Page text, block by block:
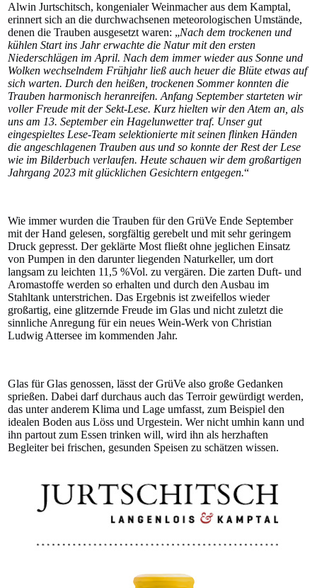
Alwin Jurtschitsch, kongenialer Weinmacher aus dem Kamptal,
erinnert sich an die durchwachsenen meteorologischen Umstände,
denen die Trauben ausgesetzt waren: „Nach dem trockenen und
kühlen Start ins Jahr erwachte die Natur mit den ersten
Niederschlägen im April. Nach dem immer wieder aus Sonne und
Wolken wechselndem Frühjahr ließ auch heuer die Blüte etwas auf
sich warten. Durch den heißen, trockenen Sommer konnten die
Trauben harmonisch heranreifen. Anfang September starteten wir
voller Freude mit der Sekt-Lese. Kurz hielten wir den Atem an, als
uns am 13. September ein Hagelunwetter traf. Unser gut
eingespieltes Lese-Team selektionierte mit seinen flinken Händen
die angeschlagenen Trauben aus und so konnte der Rest der Lese
wie im Bilderbuch verlaufen. Heute schauen wir dem großartigen
Jahrgang 2023 mit glücklichen Gesichtern entgegen.“
Wie immer wurden die Trauben für den GrüVe Ende September
mit der Hand gelesen, sorgfältig gerebelt und mit sehr geringem
Druck gepresst. Der geklärte Most fließt ohne jeglichen Einsatz
von Pumpen in den darunter liegenden Naturkeller, um dort
langsam zu leichten 11,5 %Vol. zu vergären. Die zarten Duft- und
Aromastoffe werden so erhalten und durch den Ausbau im
Stahltank unterstrichen. Das Ergebnis ist zweifellos wieder
großartig, eine glitzernde Freude im Glas und nicht zuletzt die
sinnliche Anregung für ein neues Wein-Werk von Christian
Ludwig Attersee im kommenden Jahr.
Glas für Glas genossen, lässt der GrüVe also große Gedanken
sprießen. Dabei darf durchaus auch das Terroir gewürdigt werden,
das unter anderem Klima und Lage umfasst, zum Beispiel den
idealen Boden aus Löss und Urgestein. Wer nicht umhin kann und
ihn partout zum Essen trinken will, wird ihn als herzhaften
Begleiter bei frischen, gesunden Speisen zu schätzen wissen.